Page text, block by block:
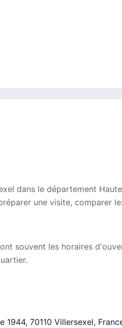
dans le département
une visite, comparer
souvent les horaires
1944, 70110 Villersexel,